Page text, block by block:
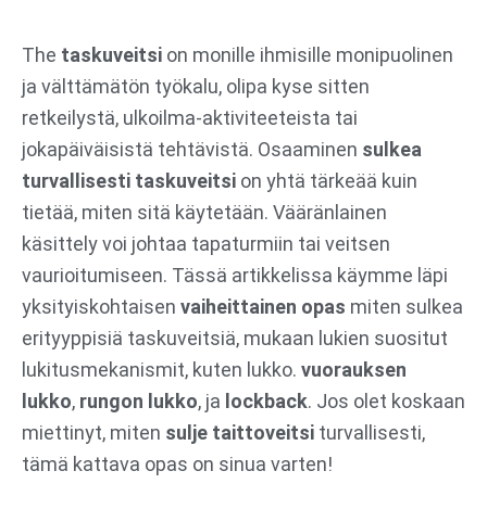
sisältöön
The taskuveitsi on monille ihmisille monipuolinen
ja välttämätön työkalu, olipa kyse sitten
retkeilystä, ulkoilma-aktiviteeteista tai
jokapäiväisistä tehtävistä. Osaaminen sulkea
turvallisesti taskuveitsi on yhtä tärkeää kuin
tietää, miten sitä käytetään. Vääränlainen
käsittely voi johtaa tapaturmiin tai veitsen
vaurioitumiseen. Tässä artikkelissa käymme läpi
yksityiskohtaisen vaiheittainen opas miten sulkea
erityyppisiä taskuveitsiä, mukaan lukien suositut
lukitusmekanismit, kuten lukko. vuorauksen
lukko, rungon lukko, ja lockback. Jos olet koskaan
miettinyt, miten sulje taittoveitsi turvallisesti,
tämä kattava opas on sinua varten!